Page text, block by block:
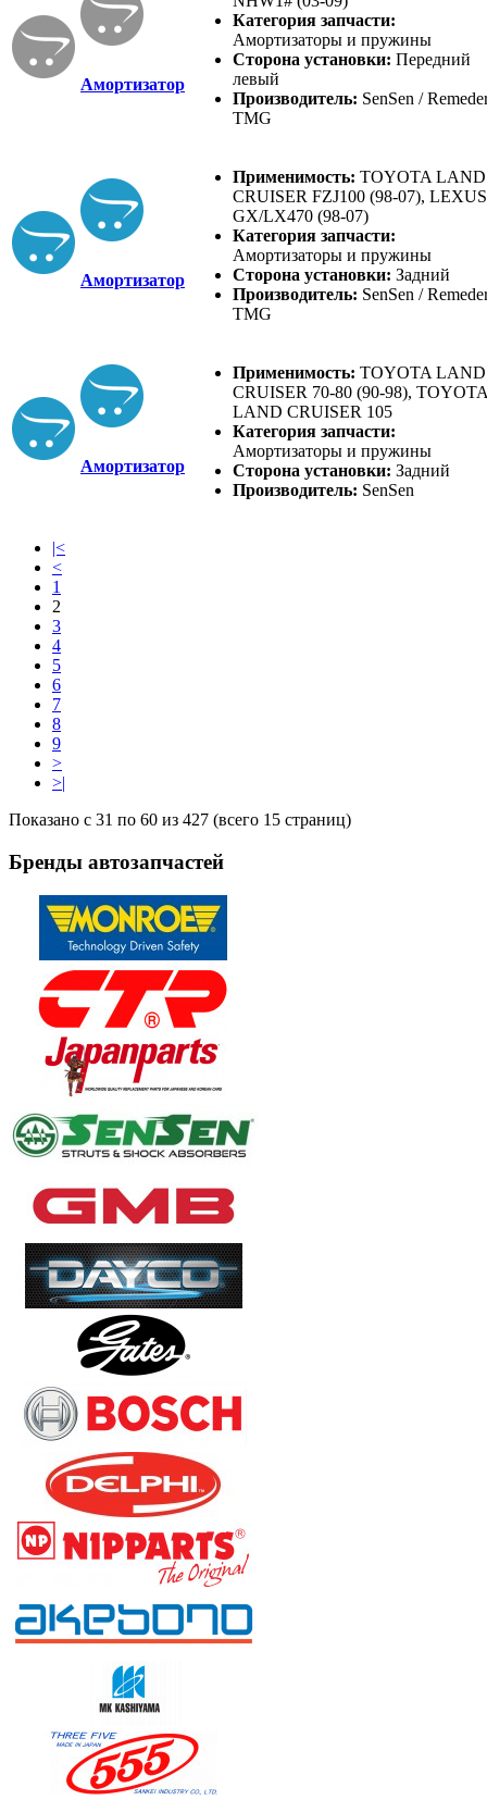
Амортизатор
Категория запчасти:
Амортизаторы и пружины
Сторона установки: Передний
левый
Производитель: SenSen /
TMG
Амортизатор
Применимость: TOYOTA LAND
CRUISER FZJ100 (98-07), LEXUS
GX/LX470 (98-07)
Категория запчасти:
Амортизаторы и пружины
Сторона установки: Задний
Производитель: SenSen /
TMG
Амортизатор
Применимость: TOYOTA LAND
CRUISER 70-80 (90-98), TOYOTA
LAND CRUISER 105
Категория запчасти:
Амортизаторы и пружины
Сторона установки: Задний
Производитель: SenSen
|<
<
1
2
3
4
5
6
7
8
9
>
>|
Показано с 31 по 60 из 427 (всего 15 страниц)
Бренды автозапчастей